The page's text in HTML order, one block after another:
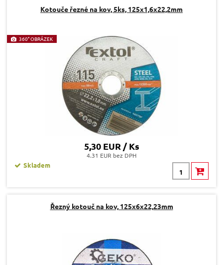
Kotouče řezné na kov, 5ks, 125x1,6x22,2mm
360° OBRÁZEK
5,30 EUR / Ks
4.31 EUR bez DPH
Skladem
Řezný kotouč na kov, 125x6x22,23mm